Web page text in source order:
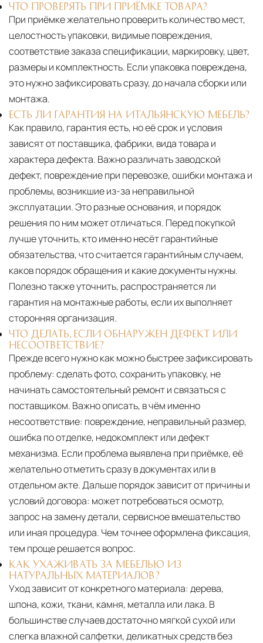
ЧТО ПРОВЕРЯТЬ ПРИ ПРИЁМКЕ ТОВАРА?
При приёмке желательно проверить количество мест,
целостность упаковки, видимые повреждения,
соответствие заказа спецификации, маркировку, цвет,
размеры и комплектность. Если упаковка повреждена,
это нужно зафиксировать сразу, до начала сборки или
монтажа.
ЕСТЬ ЛИ ГАРАНТИЯ НА ИТАЛЬЯНСКУЮ МЕБЕЛЬ?
Как правило, гарантия есть, но её срок и условия
зависят от поставщика, фабрики, вида товара и
характера дефекта. Важно различать заводской
дефект, повреждение при перевозке, ошибки монтажа и
проблемы, возникшие из-за неправильной
эксплуатации. Это разные основания, и порядок
решения по ним может отличаться. Перед покупкой
лучше уточнить, кто именно несёт гарантийные
обязательства, что считается гарантийным случаем,
каков порядок обращения и какие документы нужны.
Полезно также уточнить, распространяется ли
гарантия на монтажные работы, если их выполняет
сторонняя организация.
ЧТО ДЕЛАТЬ, ЕСЛИ ОБНАРУЖЕН ДЕФЕКТ ИЛИ
НЕСООТВЕТСТВИЕ?
Прежде всего нужно как можно быстрее зафиксировать
проблему: сделать фото, сохранить упаковку, не
начинать самостоятельный ремонт и связаться с
поставщиком. Важно описать, в чём именно
несоответствие: повреждение, неправильный размер,
ошибка по отделке, недокомплект или дефект
механизма. Если проблема выявлена при приёмке, её
желательно отметить сразу в документах или в
отдельном акте. Дальше порядок зависит от причины и
условий договора: может потребоваться осмотр,
запрос на замену детали, сервисное вмешательство
или иная процедура. Чем точнее оформлена фиксация,
тем проще решается вопрос.
КАК УХАЖИВАТЬ ЗА МЕБЕЛЬЮ ИЗ
НАТУРАЛЬНЫХ МАТЕРИАЛОВ?
Уход зависит от конкретного материала: дерева,
шпона, кожи, ткани, камня, металла или лака. В
большинстве случаев достаточно мягкой сухой или
слегка влажной салфетки, деликатных средств без